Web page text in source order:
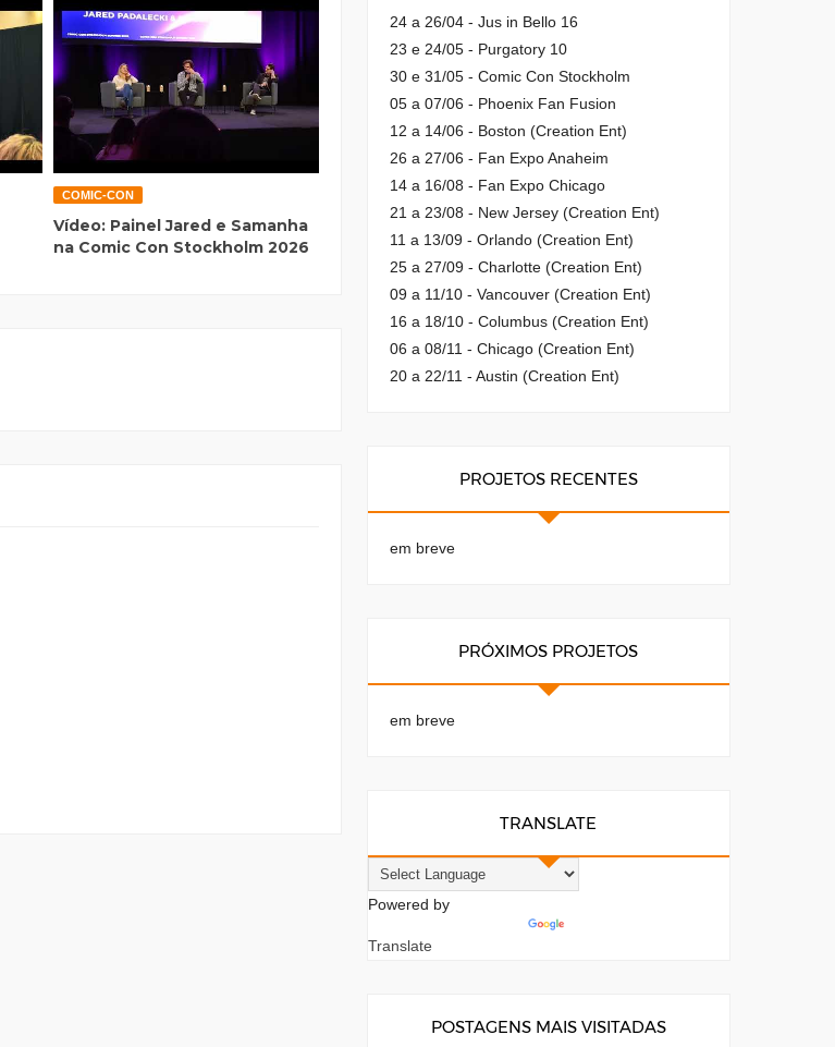
COMIC-CON
Vídeo: Painel Jared e Samanha
na Comic Con Stockholm 2026
24 a 26/04 - Jus in Bello 16
23 e 24/05 - Purgatory 10
30 e 31/05 - Comic Con Stockholm
05 a 07/06 - Phoenix Fan Fusion
12 a 14/06 - Boston (Creation Ent)
26 a 27/06 - Fan Expo Anaheim
14 a 16/08 - Fan Expo Chicago
21 a 23/08 - New Jersey (Creation Ent)
11 a 13/09 - Orlando (Creation Ent)
25 a 27/09 - Charlotte (Creation Ent)
09 a 11/10 - Vancouver (Creation Ent)
16 a 18/10 - Columbus (Creation Ent)
06 a 08/11 - Chicago (Creation Ent)
20 a 22/11 - Austin (Creation Ent)
PROJETOS RECENTES
em breve
PRÓXIMOS PROJETOS
em breve
TRANSLATE
Powered by
Translate
POSTAGENS MAIS VISITADAS